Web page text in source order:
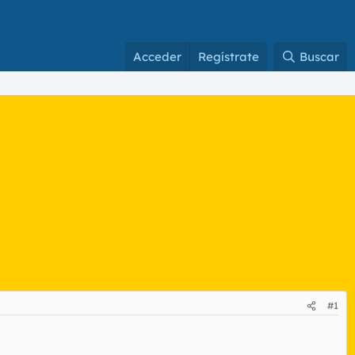
Acceder Regístrate Buscar
#1